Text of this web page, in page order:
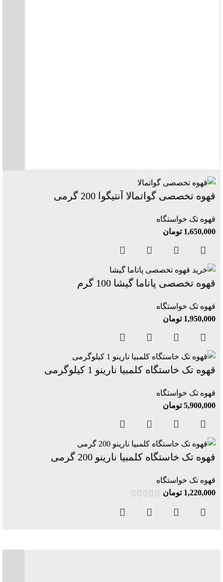
قهوه تخصصی گواتمالا آنتیگوا 200 گرمی
قهوه تک خواستگاه
1,650,000 تومان
قهوه تخصصی پاناما گیشا 100 گرم
قهوه تک خواستگاه
1,950,000 تومان
قهوه تک خاستگاه کلمبیا نارینو 1 کیلوگرمی
قهوه تک خواستگاه
5,900,000 تومان
قهوه تک خاستگاه کلمبیا نارینو 200 گرمی
قهوه تک خواستگاه
1,220,000 تومان